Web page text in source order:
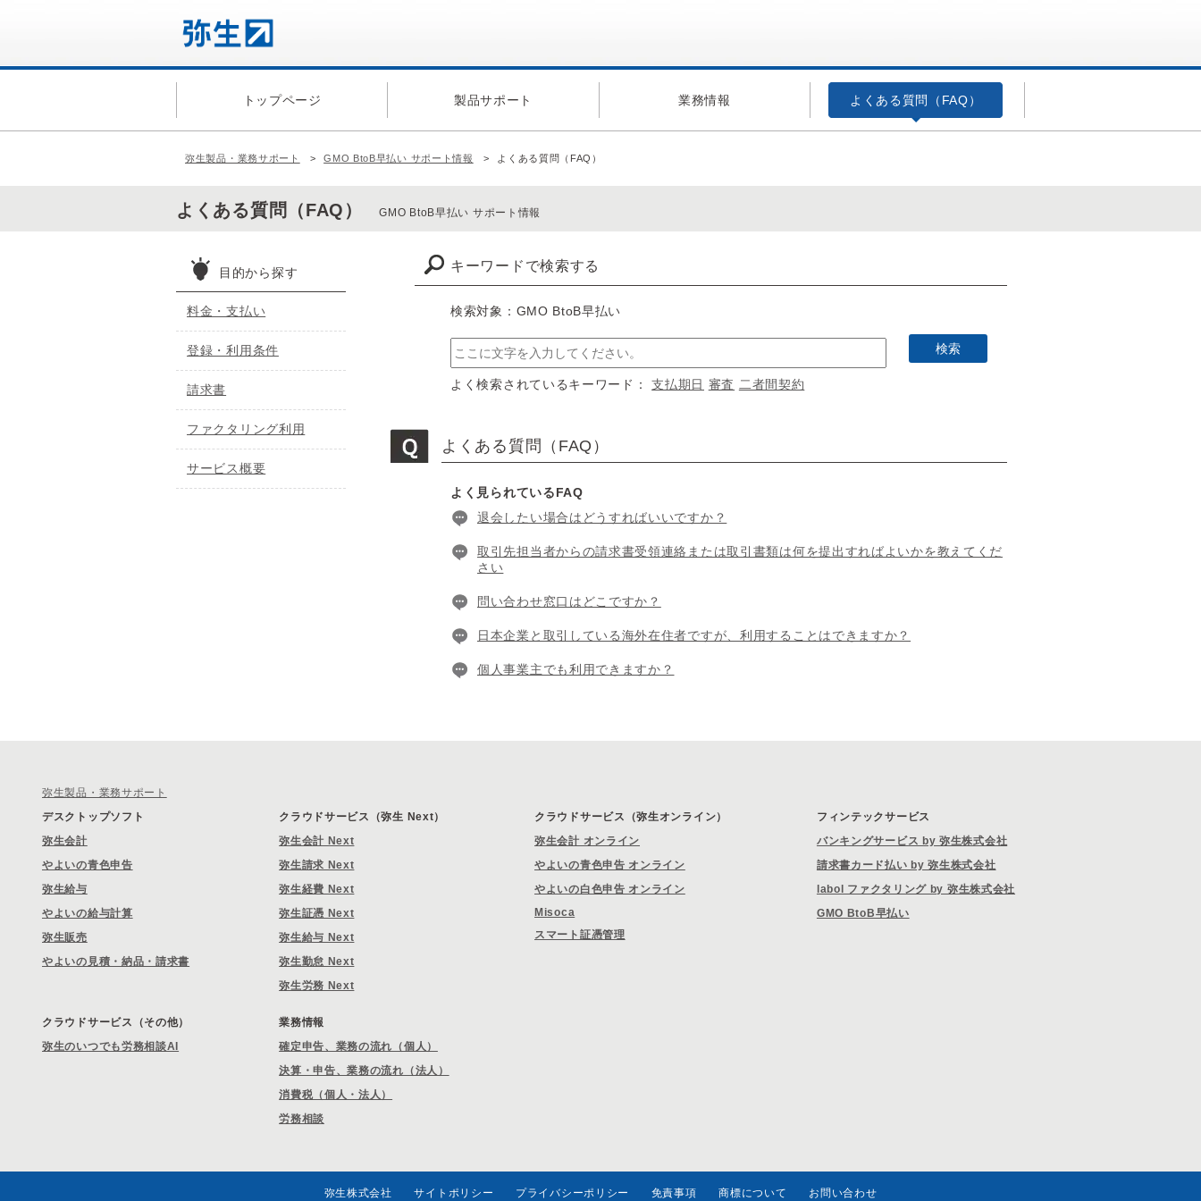
トップページ 製品サポート 業務情報 よくある質問（FAQ）
弥生製品・業務サポート GMO BtoB早払い サポート情報 よくある質問（FAQ）
よくある質問（FAQ） GMO BtoB早払い サポート情報
キーワードで検索する
検索対象：GMO BtoB早払い
よく検索されているキーワード：支払期日 審査 二者間契約
よくある質問（FAQ）
よく見られているFAQ
退会したい場合はどうすればいいですか？
取引先担当者からの請求書受領連絡または取引書類は何を提出すればよいかを教えてくだ
さい
問い合わせ窓口はどこですか？
日本企業と取引している海外在住者ですが、利用することはできますか？
個人事業主でも利用できますか？
目的から探す
料金・支払い
登録・利用条件
請求書
ファクタリング利用
サービス概要
弥生製品・業務サポート
デスクトップソフト
弥生会計
やよいの青色申告
弥生給与
やよいの給与計算
弥生販売
やよいの見積・納品・請求書
クラウドサービス（弥生 Next）
弥生会計 Next
弥生請求 Next
弥生経費 Next
弥生証憑 Next
弥生給与 Next
弥生勤怠 Next
弥生労務 Next
クラウドサービス（弥生オンライン）
弥生会計 オンライン
やよいの青色申告 オンライン
やよいの白色申告 オンライン
Misoca
スマート証憑管理
フィンテックサービス
バンキングサービス by 弥生株式会社
請求書カード払い by 弥生株式会社
labol ファクタリング by 弥生株式会社
GMO BtoB早払い
クラウドサービス（その他）
弥生のいつでも労務相談AI
業務情報
確定申告、業務の流れ（個人）
決算・申告、業務の流れ（法人）
消費税（個人・法人）
労務相談
弥生株式会社 サイトポリシー プライバシーポリシー 免責事項 商標について お問い合わせ